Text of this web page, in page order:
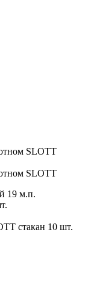
SLOTT
SLOTT
19 м.п.
стакан 10 шт.